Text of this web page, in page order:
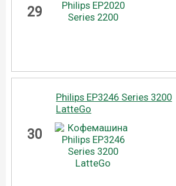
29
30
Philips EP3246 Series 3200
LatteGo